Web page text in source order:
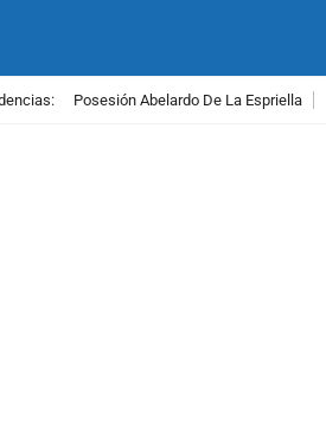
Posesión Abelardo De La Espriella